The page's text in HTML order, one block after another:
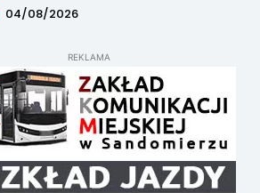
04/08/2026
REKLAMA